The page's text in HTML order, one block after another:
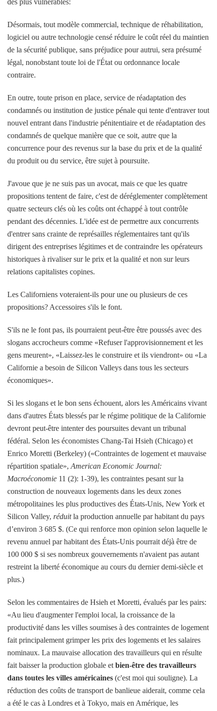
des plus vulnérables:
Désormais, tout modèle commercial, technique de réhabilitation,
logiciel ou autre technologie censé réduire le coût réel du maintien
de la sécurité publique, sans préjudice pour autrui, sera présumé
légal, nonobstant toute loi de l'État ou ordonnance locale
contraire.
En outre, toute prison en place, service de réadaptation des
condamnés ou institution de justice pénale qui tente d'entraver tout
nouvel entrant dans l'industrie pénitentiaire et de réadaptation des
condamnés de quelque manière que ce soit, autre que la
concurrence pour des revenus sur la base du prix et de la qualité
du produit ou du service, être sujet à poursuite.
J'avoue que je ne suis pas un avocat, mais ce que les quatre
propositions tentent de faire, c'est de déréglementer complètement
quatre secteurs clés où les coûts ont échappé à tout contrôle
pendant des décennies. L'idée est de permettre aux concurrents
d'entrer sans crainte de représailles réglementaires tant qu'ils
dirigent des entreprises légitimes et de contraindre les opérateurs
historiques à rivaliser sur le prix et la qualité et non sur leurs
relations capitalistes copines.
Les Californiens voteraient-ils pour une ou plusieurs de ces
propositions? Accessoires s'ils le font.
S'ils ne le font pas, ils pourraient peut-être être poussés avec des
slogans accrocheurs comme «Refuser l'approvisionnement et les
gens meurent», «Laissez-les le construire et ils viendront» ou «La
Californie a besoin de Silicon Valleys dans tous les secteurs
économiques».
Si les slogans et le bon sens échouent, alors les Américains vivant
dans d'autres États blessés par le régime politique de la Californie
devront peut-être intenter des poursuites devant un tribunal
fédéral. Selon les économistes Chang-Tai Hsieh (Chicago) et
Enrico Moretti (Berkeley) («Contraintes de logement et mauvaise
répartition spatiale», American Economic Journal:
Macroéconomie 11 (2): 1-39), les contraintes pesant sur la
construction de nouveaux logements dans les deux zones
métropolitaines les plus productives des États-Unis, New York et
Silicon Valley, réduitla production annuelle par habitant du pays
d’environ 3 685 $. (Ce qui renforce mon opinion selon laquelle le
revenu annuel par habitant des États-Unis pourrait déjà être de
100 000 $ si ses nombreux gouvernements n'avaient pas autant
restreint la liberté économique au cours du dernier demi-siècle et
plus.)
Selon les commentaires de Hsieh et Moretti, évalués par les pairs:
«Au lieu d'augmenter l'emploi local, la croissance de la
productivité dans les villes soumises à des contraintes de logement
fait principalement grimper les prix des logements et les salaires
nominaux. La mauvaise allocation des travailleurs qui en résulte
fait baisser la production globale et bien-être des travailleurs
dans toutes les villes américaines (c'est moi qui souligne). La
réduction des coûts de transport de banlieue aiderait, comme cela
a été le cas à Londres et à Tokyo, mais en Amérique, les